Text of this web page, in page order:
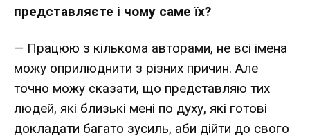
представляєте і чому саме їх?
— Працюю з кількома авторами, не всі імена
можу оприлюднити з різних причин. Але
точно можу сказати, що представляю тих
людей, які близькі мені по духу, які готові
докладати багато зусиль, аби дійти до свого